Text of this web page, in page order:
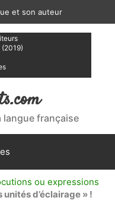
et son auteur
langue française
ou expressions
unités d’éclairage » !